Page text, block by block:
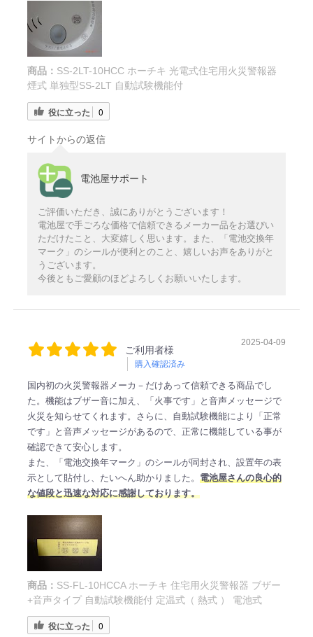
商品： SS-2LT-10HCC ホーチキ 光電式住宅用火災警報器
煙式 単独型SS-2LT 自動試験機能付
役に立った 0
サイトからの返信
電池屋サポート
ご評価いただき、誠にありがとうございます！
電池屋で手ごろな価格で信頼できるメーカー品をお選びい
ただけたこと、大変嬉しく思います。また、「電池交換年
マーク」のシールが便利とのこと、嬉しいお声をありがと
うございます。
今後ともご愛顧のほどよろしくお願いいたします。
ご利用者様
購入確認済み
2025-04-09
国内初の火災警報器メーカ－だけあって信頼できる商品でし
た。機能はブザー音に加え、「火事です」と音声メッセージで
火災を知らせてくれます。さらに、自動試験機能により「正常
です」と音声メッセージがあるので、正常に機能している事が
確認できて安心します。
また、「電池交換年マーク」のシールが同封され、設置年の表
示として貼付し、たいへん助かりました。 電池屋さんの良心的
な値段と迅速な対応に感謝しております。
商品： SS-FL-10HCCA ホーチキ 住宅用火災警報器 ブザー
+音声タイプ 自動試験機能付 定温式（ 熱式 ） 電池式
役に立った 0